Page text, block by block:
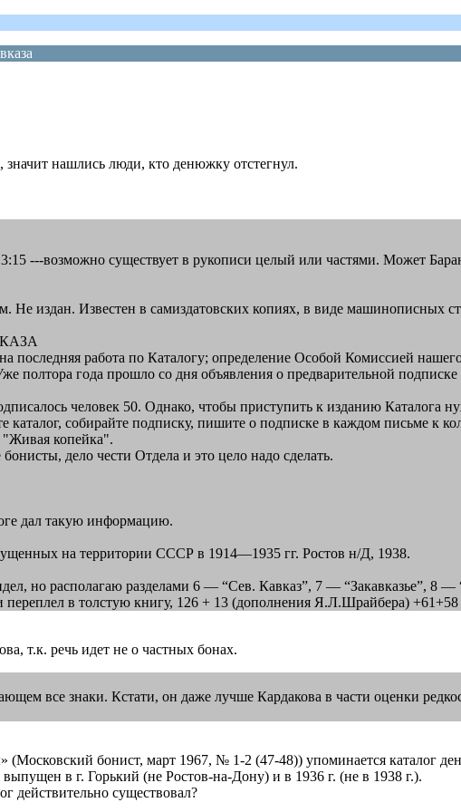
нашлись люди, кто денюжку отстегнул.
---возможно существует в рукописи целый или частями. Может
Не издан. Известен в самиздатовских копиях, в виде машинописных
последняя работа по Каталогу; определение Особой Комиссией
полтора года прошло со дня объявления о предварительной
человек 50. Однако, чтобы приступить к изданию Каталога
собирайте подписку, пишите о подписке в каждом письме к
копейка".
дело чести Отдела и это цело надо сделать.
дал такую информацию.
на территории СССР в 1914—1935 гг. Ростов н/Д, 1938.
но располагаю разделами 6 — “Сев. Кавказ”, 7 — “Закавказье”,
переплел в толстую книгу, 126 + 13 (дополнения Я.Л.Шрайбера)
т.к. речь идет не о частных бонах.
все знаки. Кстати, он даже лучше Кардакова в части оценки
бонист, март 1967, № 1-2 (47-48)) упоминается каталог
в г. Горький (не Ростов-на-Дону) и в 1936 г. (не в 1938 г.).
действительно существовал?